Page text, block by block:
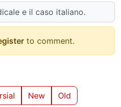
e il caso italiano.
to comment.
New Old